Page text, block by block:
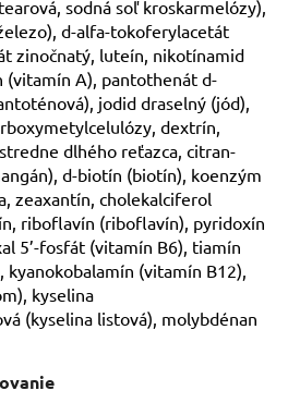
sodná soľ kroskarmelózy),
d-alfa-tokoferylacetát
zinočnatý, luteín, nikotínamid
(vitamín A), pantothenát d-
jodid draselný (jód),
dextrín,
dlhého reťazca, citran-
d-biotín (biotín), koenzým
zeaxantín, cholekalciferol
riboflavín (riboflavín), pyridoxín
5’-fosfát (vitamín B6), tiamín
(vitamín B12),
kyselina
(kyselina listová), molybdénan